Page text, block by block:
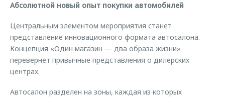
Абсолютной новый опыт покупки автомобилей
Центральным элементом мероприятия станет
представление инновационного формата автосалона.
Концепция «Один магазин — два образа жизни»
перевернет привычные представления о дилерских
центрах.
Автосалон разделен на зоны, каждая из которых